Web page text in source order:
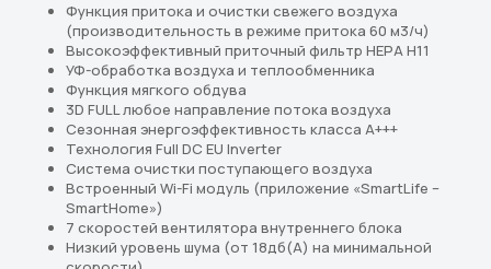
Функция притока и очистки свежего воздуха
(производительность в режиме притока 60 м3/ч)
Высокоэффективный приточный фильтр НЕРА Н11
УФ-обработка воздуха и теплообменника
Функция мягкого обдува
3D FULL любое направление потока воздуха
Сезонная энергоэффективность класса А+++
Технология Full DC EU Inverter
Система очистки поступающего воздуха
Встроенный Wi-Fi модуль (приложение «SmartLife –
SmartHome»)
7 скоростей вентилятора внутреннего блока
Низкий уровень шума (от 18дб(А) на минимальной
Подберём кондиционер,
который действительно
Перейдите в каталог